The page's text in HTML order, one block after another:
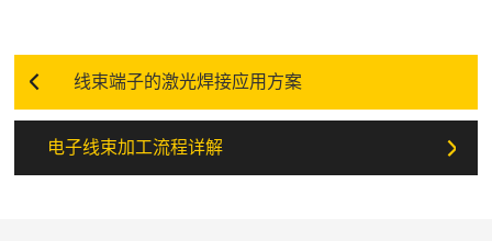
线束端子的激光焊接应用方案
电子线束加工流程详解